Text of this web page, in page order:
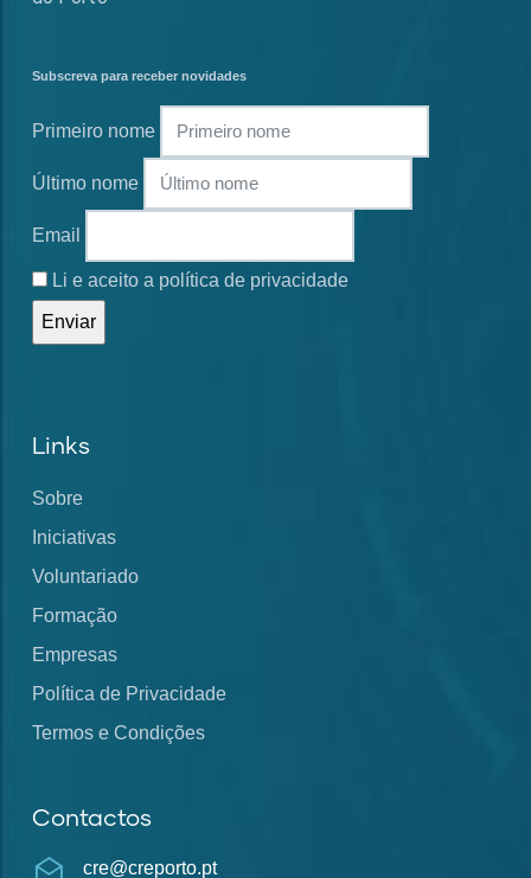
Subscreva para receber novidades
Primeiro nome
Último nome
Email
Li e aceito a política de privacidade
Links
Sobre
Iniciativas
Voluntariado
Formação
Empresas
Política de Privacidade
Termos e Condições
Contactos
cre@creporto.pt